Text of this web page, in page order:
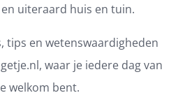
uiteraard huis en tuin.
tips en wetenswaardigheden
waar je iedere dag van
welkom bent.